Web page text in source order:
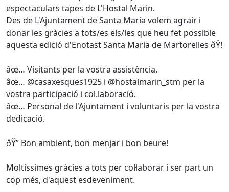
espectaculars tapes de L'Hostal Marin.
Des de L'Ajuntament de Santa Maria volem agrair i
donar les gràcies a tots/es els/les que heu fet possible
aquesta edició d'Enotast Santa Maria de Martorelles ðŸ!
âœ… Visitants per la vostra assistència.
âœ… @casaxesques1925 i @hostalmarin_stm per la
vostra participació i col.laboració.
âœ… Personal de l'Ajuntament i voluntaris per la vostra
dedicació.
ðŸ” Bon ambient, bon menjar i bon beure!
Moltíssimes gràcies a tots per col·laborar i ser part un
cop més, d'aquest esdeveniment.